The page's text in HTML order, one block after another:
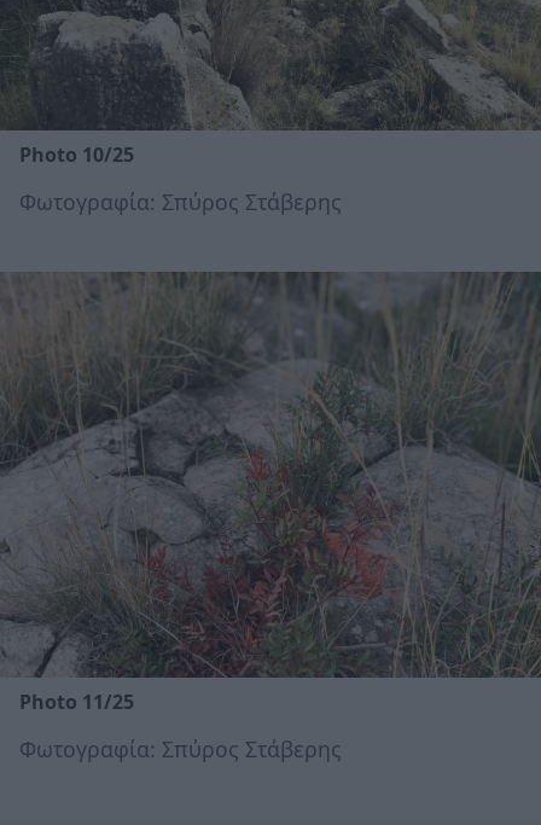
Photo 10/25
Φωτογραφία: Σπύρος Στάβερης
Photo 11/25
Φωτογραφία: Σπύρος Στάβερης